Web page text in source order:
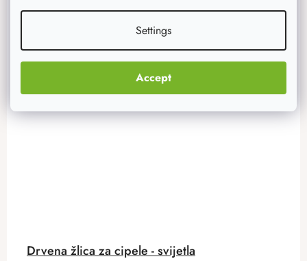
Settings
Accept
Akcija –20 %
Drvena žlica za cipele - svijetla